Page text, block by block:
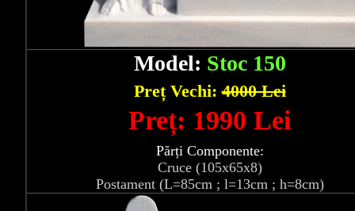
Model: Stoc 150
Preț Vechi:4000 Lei
Preț: 1990 Lei
Părți Componente:
Cruce (105x65x8)
Postament (L=85cm ; l=13cm ; h=8cm)